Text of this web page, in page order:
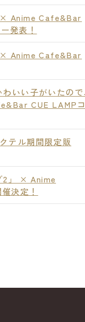
× Anime Cafe&Bar
発表！
× Anime Cafe&Bar
いい子がいたの
CUE LAMP
テル期間限定販
2」 × Anime
決定！